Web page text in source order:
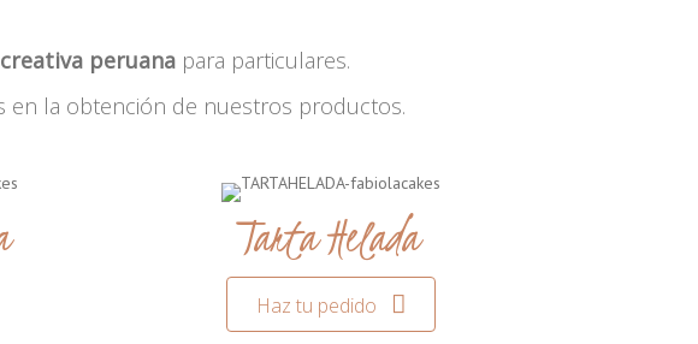
peruana para particulares.
en la obtención de nuestros productos.
Tarta Helada
Haz tu pedido